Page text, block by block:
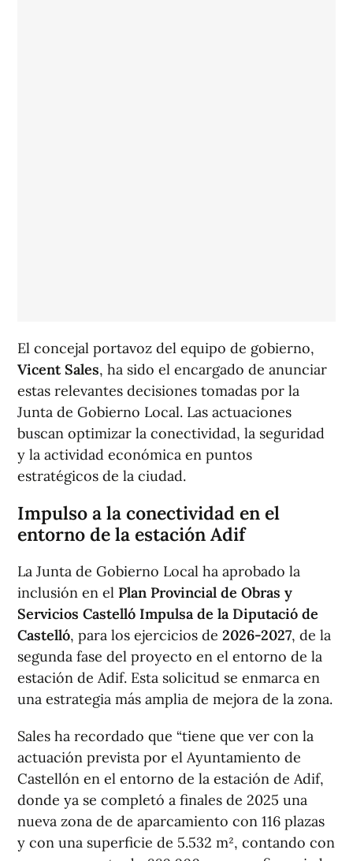
El concejal portavoz del equipo de gobierno,
Vicent Sales, ha sido el encargado de anunciar
estas relevantes decisiones tomadas por la
Junta de Gobierno Local. Las actuaciones
buscan optimizar la conectividad, la seguridad
y la actividad económica en puntos
estratégicos de la ciudad.
Impulso a la conectividad en el
entorno de la estación Adif
La Junta de Gobierno Local ha aprobado la
inclusión en el Plan Provincial de Obras y
Servicios Castelló Impulsa de la Diputació de
Castelló, para los ejercicios de 2026-2027, de la
segunda fase del proyecto en el entorno de la
estación de Adif. Esta solicitud se enmarca en
una estrategia más amplia de mejora de la zona.
Sales ha recordado que “tiene que ver con la
actuación prevista por el Ayuntamiento de
Castellón en el entorno de la estación de Adif,
donde ya se completó a finales de 2025 una
nueva zona de de aparcamiento con 116 plazas
y con una superficie de 5.532 m², contando con